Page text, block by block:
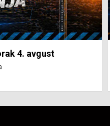
4. avgust